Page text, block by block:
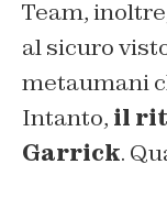
Team,
al sicuro
metaumani
Intanto, il
Garrick.